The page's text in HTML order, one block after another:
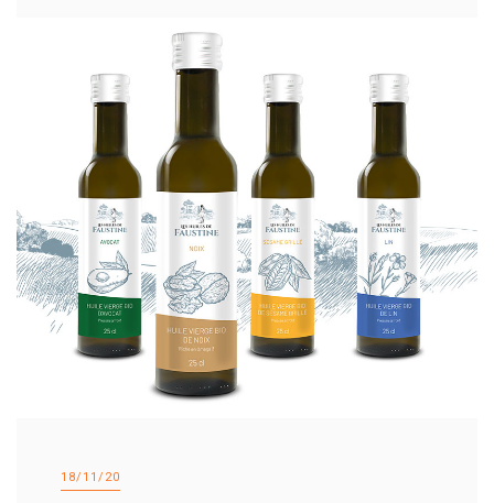
18/11/20